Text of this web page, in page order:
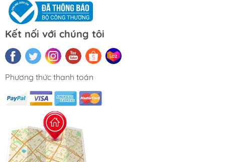
Kết nối với chúng tôi
Phương thức thanh toán